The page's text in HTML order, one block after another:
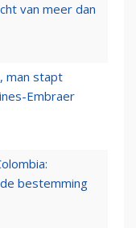
van meer dan
man stapt
Embraer
bestemming